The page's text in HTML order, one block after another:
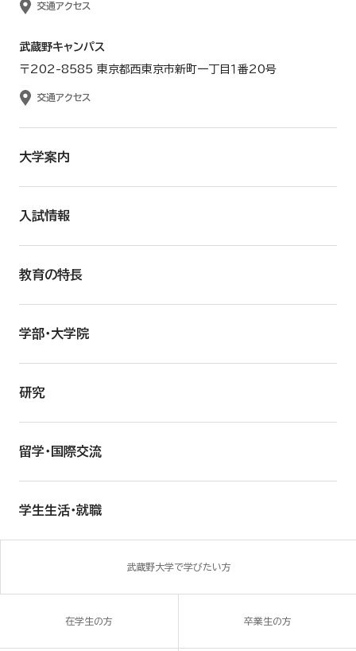
交通アクセス
武蔵野キャンパス
〒202-8585 東京都西東京市新町一丁目１番20号
交通アクセス
大学案内
入試情報
教育の特長
学部・大学院
研究
留学・国際交流
学生生活・就職
武蔵野大学で学びたい方
在学生の方 卒業生の方